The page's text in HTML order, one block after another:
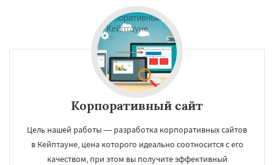
Корпоративный сайт
Цель нашей работы — разработка корпоративных сайтов
в Кейптауне, цена которого идеально соотносится с его
качеством, при этом вы получите эффективный